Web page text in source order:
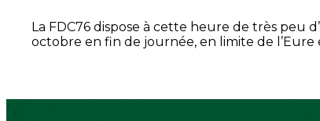
La FDC76 dispose à cette heure de très peu
octobre en fin de journée, en limite de l’Eure